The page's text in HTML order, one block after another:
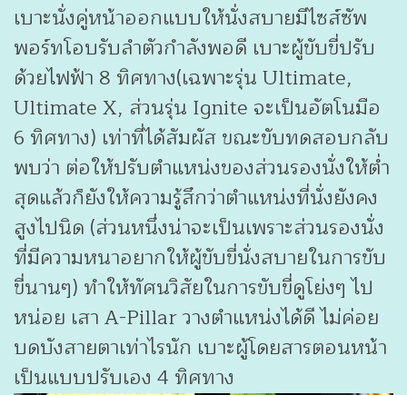
เบาะนั่งคู่หน้าออกแบบให้นั่งสบายมีไซส์ซัพ
พอร์ทโอบรับลำตัวกำลังพอดี เบาะผู้ขับขี่ปรับ
ด้วยไฟฟ้า 8 ทิศทาง(เฉพาะรุ่น Ultimate,
Ultimate X, ส่วนรุ่น Ignite จะเป็นอัตโนมือ
6 ทิศทาง) เท่าที่ได้สัมผัส ขณะขับทดสอบกลับ
พบว่า ต่อให้ปรับตำแหน่งของส่วนรองนั่งให้ต่ำ
สุดแล้วก็ยังให้ความรู้สึกว่าตำแหน่งที่นั่งยังคง
สูงไปนิด (ส่วนหนึ่งน่าจะเป็นเพราะส่วนรองนั่ง
ที่มีความหนาอยากให้ผู้ขับขี่นั่งสบายในการขับ
ขี่นานๆ) ทำให้ทัศนวิสัยในการขับขี่ดูโย่งๆ ไป
หน่อย เสา A-Pillar วางตำแหน่งได้ดี ไม่ค่อย
บดบังสายตาเท่าไรนัก เบาะผู้โดยสารตอนหน้า
เป็นแบบปรับเอง 4 ทิศทาง